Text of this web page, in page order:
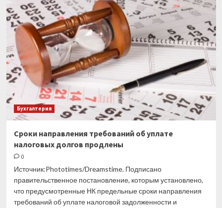
запутывают
ИП,
пытающихся
уменьшить
УСН
на
взносы
Бухгалтерия
Сроки направления требований об уплате
налоговых долгов продлены
0
Источник:Phototimes/Dreamstime. Подписано
правительственное постановление, которым установлено,
что предусмотренные НК предельные сроки направления
требований об уплате налоговой задолженности и